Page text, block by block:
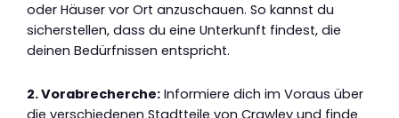
oder Häuser vor Ort anzuschauen. So kannst du
sicherstellen, dass du eine Unterkunft findest, die
deinen Bedürfnissen entspricht.
2. Vorabrecherche: Informiere dich im Voraus über
die verschiedenen Stadtteile von Crawley und finde